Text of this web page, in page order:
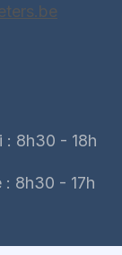
: 8h30 - 18h
: 8h30 - 17h